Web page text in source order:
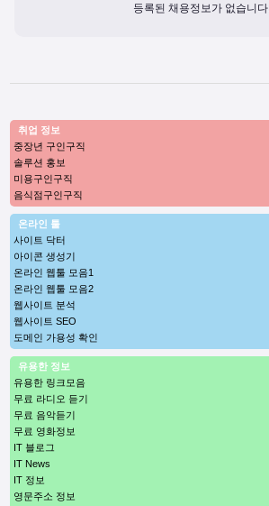
등록된 채용정보가 없습니다.
취업 정보
중장년 구인구직
솔루션 홍보
미용구인구직
음식점구인구직
온라인 툴
사이트 닥터
아이콘 생성기
온라인 웹툴 모음1
온라인 웹툴 모음2
웹사이트 분석
웹사이트 SEO
도메인 가용성 확인
유용한 정보
유용한 링크모음
무료 라디오 듣기
무료 음악듣기
무료 영화정보
IT 블로그
IT News
IT 정보
영문주소 정보